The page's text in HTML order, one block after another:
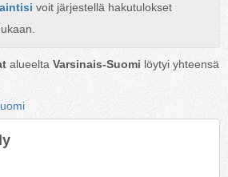
voit järjestellä hakutulokset
alueelta Varsinais-Suomi löytyi yhteensä